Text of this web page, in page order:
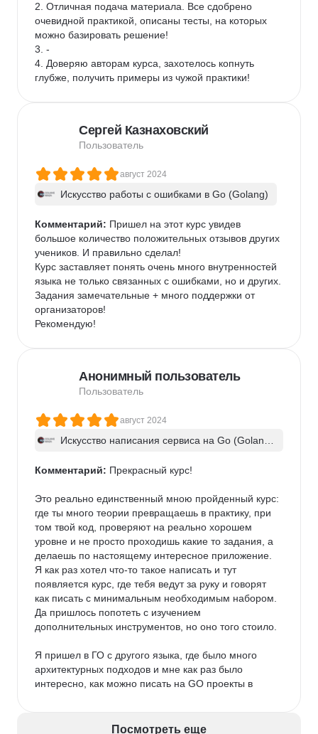
2. Отличная подача материала. Все сдобрено
очевидной практикой, описаны тесты, на которых
можно базировать решение!
3. -
4. Доверяю авторам курса, захотелось копнуть
глубже, получить примеры из чужой практики!
Сергей Казнаховский
Пользователь
август 2024
Искусство работы с ошибками в Go (Golang)
Комментарий: Пришел на этот курс увидев
большое количество положительных отзывов других
учеников. И правильно сделал!
Курс заставляет понять очень много внутренностей
языка не только связанных с ошибками, но и других.
Задания замечательные + много поддержки от
организаторов!
Рекомендую!
Анонимный пользователь
Пользователь
август 2024
Искусство написания сервиса на Go (Golan
Комментарий: Прекрасный курс!
Это реально единственный мною пройденный курс:
где ты много теории превращаешь в практику, при
том твой код, проверяют на реально хорошем
уровне и не просто проходишь какие то задания, а
делаешь по настоящему интересное приложение.
Я как раз хотел что-то такое написать и тут
появляется курс, где тебя ведут за руку и говорят
как писать с минимальным необходимым набором.
Да пришлось попотеть с изучением
дополнительных инструментов, но оно того стоило.
Я пришел в ГО с другого языка, где было много
архитектурных подходов и мне как раз было
интересно, как можно писать на GO проекты в
этим, отлично справились. Посмотреть еще